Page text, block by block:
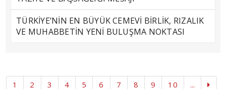
TÜRKİYE’NİN EN BÜYÜK CEMEVİ BİRLİK, RIZALIK
VE MUHABBETİN YENİ BULUŞMA NOKTASI
1 2 3 4 5 6 7 8 9 10 ...